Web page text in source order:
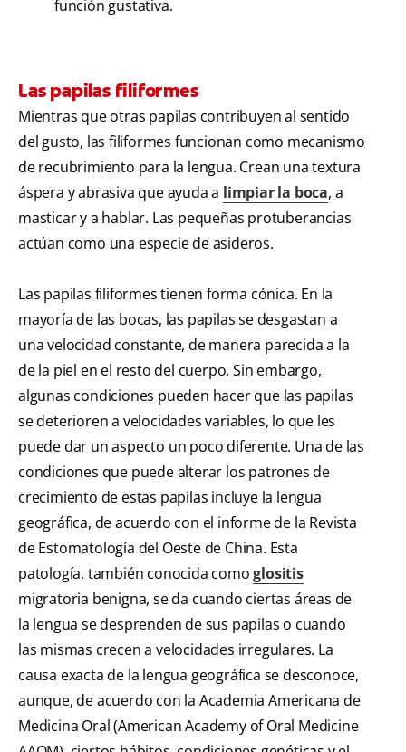
función gustativa.
Las papilas filiformes
Mientras que otras papilas contribuyen al sentido
del gusto, las filiformes funcionan como mecanismo
de recubrimiento para la lengua. Crean una textura
áspera y abrasiva que ayuda a limpiar la boca, a
masticar y a hablar. Las pequeñas protuberancias
actúan como una especie de asideros.
Las papilas filiformes tienen forma cónica. En la
mayoría de las bocas, las papilas se desgastan a
una velocidad constante, de manera parecida a la
de la piel en el resto del cuerpo. Sin embargo,
algunas condiciones pueden hacer que las papilas
se deterioren a velocidades variables, lo que les
puede dar un aspecto un poco diferente. Una de las
condiciones que puede alterar los patrones de
crecimiento de estas papilas incluye la lengua
geográfica, de acuerdo con el informe de la Revista
de Estomatología del Oeste de China. Esta
patología, también conocida comoglositis
migratoria benigna, se da cuando ciertas áreas de
la lengua se desprenden de sus papilas o cuando
las mismas crecen a velocidades irregulares. La
causa exacta de la lengua geográfica se desconoce,
aunque, de acuerdo con la Academia Americana de
Medicina Oral (American Academy of Oral Medicine